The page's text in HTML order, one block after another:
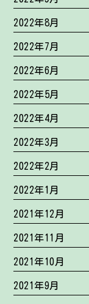
2022年8月
2022年7月
2022年6月
2022年5月
2022年4月
2022年3月
2022年2月
2022年1月
2021年12月
2021年11月
2021年10月
2021年9月